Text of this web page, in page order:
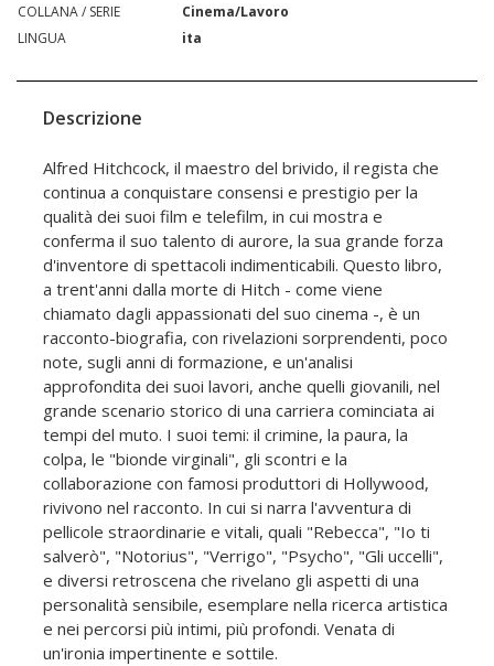
COLLANA / SERIE
Cinema/Lavoro
LINGUA
ita
Descrizione
Alfred Hitchcock, il maestro del brivido, il regista che
continua a conquistare consensi e prestigio per la
qualità dei suoi film e telefilm, in cui mostra e
conferma il suo talento di aurore, la sua grande forza
d'inventore di spettacoli indimenticabili. Questo libro,
a trent'anni dalla morte di Hitch - come viene
chiamato dagli appassionati del suo cinema -, è un
racconto-biografia, con rivelazioni sorprendenti, poco
note, sugli anni di formazione, e un'analisi
approfondita dei suoi lavori, anche quelli giovanili, nel
grande scenario storico di una carriera cominciata ai
tempi del muto. I suoi temi: il crimine, la paura, la
colpa, le "bionde virginali", gli scontri e la
collaborazione con famosi produttori di Hollywood,
rivivono nel racconto. In cui si narra l'avventura di
pellicole straordinarie e vitali, quali "Rebecca", "Io ti
salverò", "Notorius", "Verrigo", "Psycho", "Gli uccelli",
e diversi retroscena che rivelano gli aspetti di una
personalità sensibile, esemplare nella ricerca artistica
e nei percorsi più intimi, più profondi. Venata di
un'ironia impertinente e sottile.